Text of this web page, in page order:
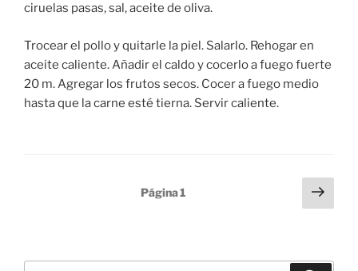
ciruelas pasas, sal, aceite de oliva.
Trocear el pollo y quitarle la piel. Salarlo. Rehogar en
aceite caliente. Añadir el caldo y cocerlo a fuego fuerte
20 m. Agregar los frutos secos. Cocer a fuego medio
hasta que la carne esté tierna. Servir caliente.
Página1